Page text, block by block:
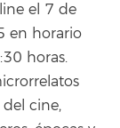
el 7 de
en horario
horas.
cine,